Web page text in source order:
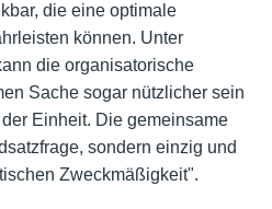
die eine optimale
können. Unter
die organisatorische
Sache sogar nützlicher sein
Einheit. Die gemeinsame
sondern einzig und
Zweckmäßigkeit".